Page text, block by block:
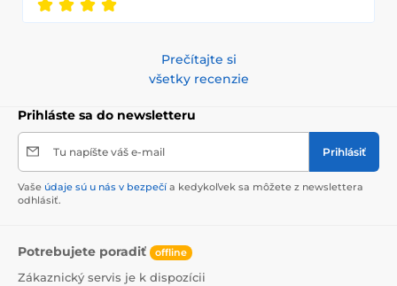
Prečítajte si
všetky recenzie
Prihláste sa do newsletteru
Tu napíšte váš e-mail Prihlásiť
Vaše údaje sú u nás v bezpečí a kedykoľvek sa môžete z newslettera
odhlásiť.
Potrebujete poradiť offline
Zákaznický servis je k dispozícii